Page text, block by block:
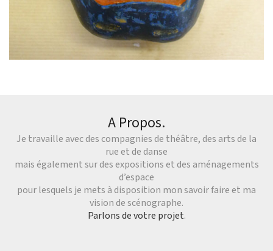
A Propos.
Je travaille avec des compagnies de théâtre, des arts de la
rue et de danse
mais également sur des expositions et des aménagements
d’espace
pour lesquels je mets à disposition mon savoir faire et ma
vision de scénographe.
Parlons de votre projet.